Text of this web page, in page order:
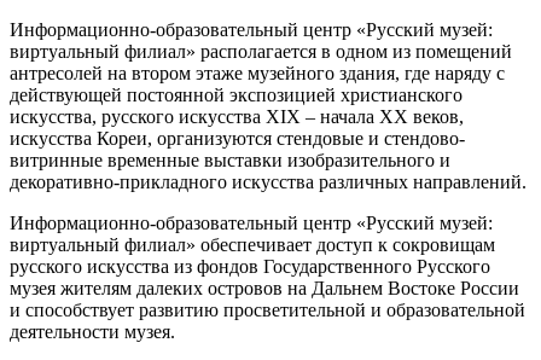
Информационно-образовательный центр «Русский музей:
виртуальный филиал» располагается в одном из помещений
антресолей на втором этаже музейного здания, где наряду с
действующей постоянной экспозицией христианского
искусства, русского искусства XIX – начала XX веков,
искусства Кореи, организуются стендовые и стендово-
витринные временные выставки изобразительного и
декоративно-прикладного искусства различных направлений.
Информационно-образовательный центр «Русский музей:
виртуальный филиал» обеспечивает доступ к сокровищам
русского искусства из фондов Государственного Русского
музея жителям далеких островов на Дальнем Востоке России
и способствует развитию просветительной и образовательной
деятельности музея.